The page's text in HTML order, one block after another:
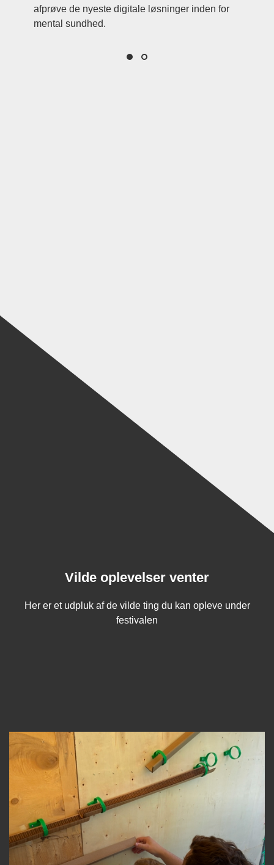
afprøve de nyeste digitale løsninger inden for
mental sundhed.
Vilde oplevelser venter
Her er et udpluk af de vilde ting du kan opleve under
festivalen